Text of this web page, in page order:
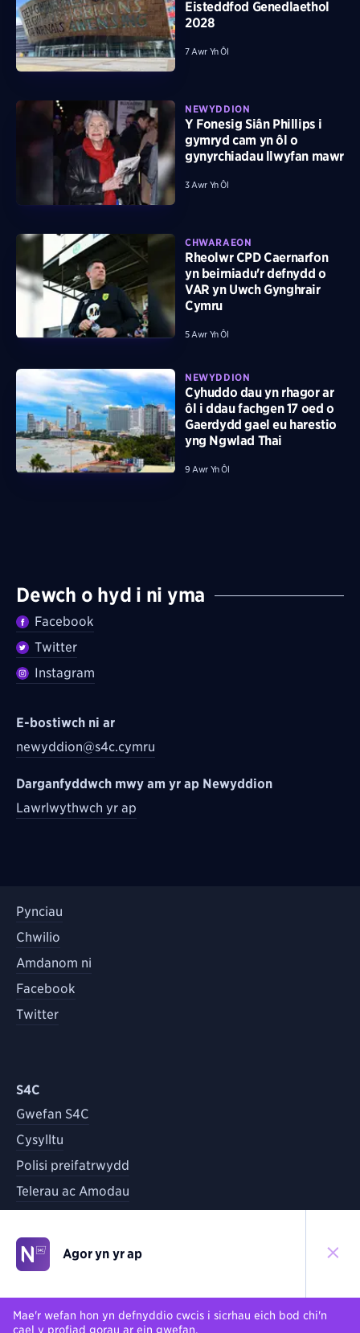
Eisteddfod Genedlaethol
2028
7 Awr Yn Ôl
NEWYDDION
Y Fonesig Siân Phillips i
gymryd cam yn ôl o
gynyrchiadau llwyfan mawr
3 Awr Yn Ôl
CHWARAEON
Rheolwr CPD Caernarfon
yn beirniadu'r defnydd o
VAR yn Uwch Gynghrair
Cymru
5 Awr Yn Ôl
NEWYDDION
Cyhuddo dau yn rhagor ar
ôl i ddau fachgen 17 oed o
Gaerdydd gael eu harestio
yng Ngwlad Thai
9 Awr Yn Ôl
Dewch o hyd i ni yma
Facebook
Twitter
Instagram
E-bostiwch ni ar
newyddion@s4c.cymru
Darganfyddwch mwy am yr ap Newyddion
Lawrlwythwch yr ap
Pynciau
Chwilio
Amdanom ni
Facebook
Twitter
S4C
Gwefan S4C
Cysylltu
Polisi preifatrwydd
Telerau ac Amodau
Yn ôl i'r brig
Mae'r wefan hon yn defnyddio cwcis i sicrhau eich bod chi'n
cael y profiad gorau ar ein gwefan.
Agor yn yr ap